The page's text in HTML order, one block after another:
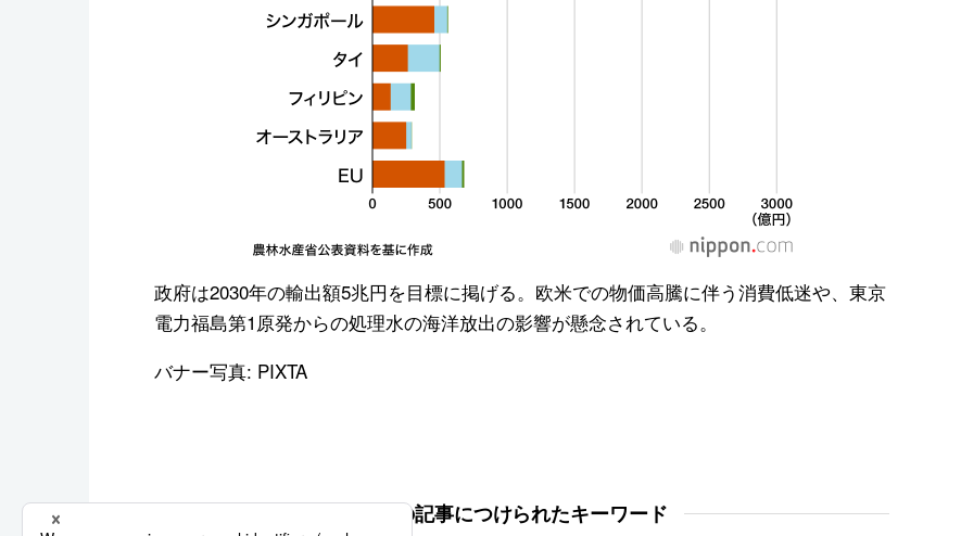
政府は2030年の輸出額5兆円を目標に掲げる。欧米での物価高騰に伴う消費低迷や、東京
電力福島第1原発からの処理水の海洋放出の影響が懸念されている。
バナー写真: PIXTA
この記事につけられたキーワード